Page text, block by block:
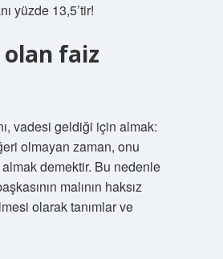
yüzde 13,5’tir!
faiz
vadesi geldiği için almak:
olmayan zaman, onu
demektir. Bu nedenle
malının haksız
olarak tanımlar ve